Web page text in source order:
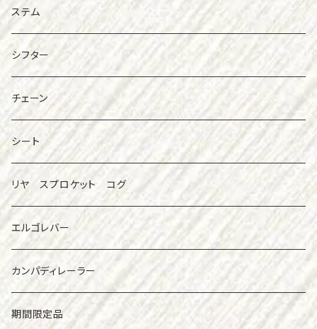
ステム
シフター
チェーン
シート
リヤ スプロケット コグ
エルゴレバー
カンパディレーラー
期間限定品